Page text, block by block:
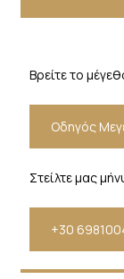
Βρείτε το
Οδηγός
Στείλτε μας
+30